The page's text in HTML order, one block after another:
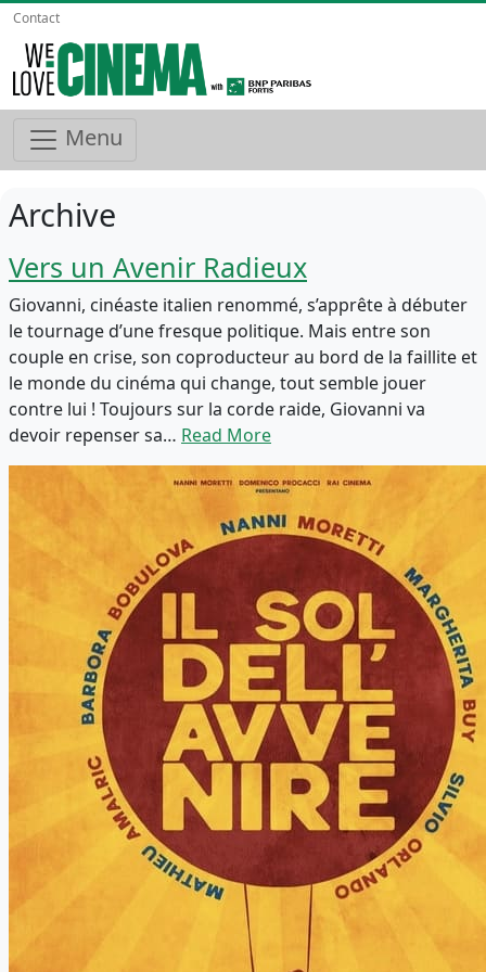
Contact
Menu
Archive
Vers un Avenir Radieux
Giovanni, cinéaste italien renommé, s’apprête à débuter
le tournage d’une fresque politique. Mais entre son
couple en crise, son coproducteur au bord de la faillite et
le monde du cinéma qui change, tout semble jouer
contre lui ! Toujours sur la corde raide, Giovanni va
devoir repenser sa… Read More